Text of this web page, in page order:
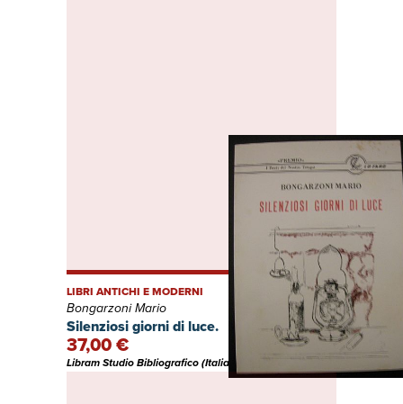
Silenziosi giorni di luce.
LIBRI ANTICHI E MODERNI
Bongarzoni Mario
37,00 €
Libram Studio Bibliografico (Italia)